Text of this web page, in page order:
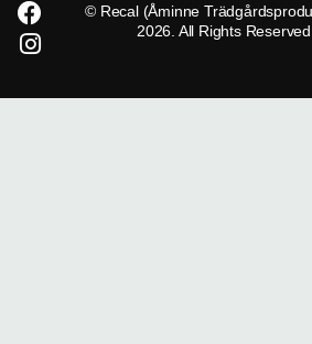
© Recal (Åminne
2026. All Rights Reserved.